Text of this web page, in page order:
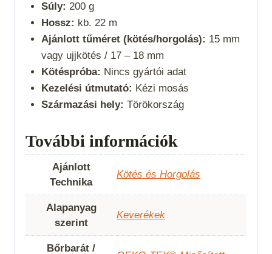
Súly: 200 g
Hossz: kb. 22 m
Ajánlott tűméret (kötés/horgolás): 15 mm
vagy ujjkötés / 17 – 18 mm
Kötéspróba: Nincs gyártói adat
Kezelési útmutató: Kézi mosás
Származási hely: Törökország
További információk
Ajánlott
Technika
Kötés és Horgolás
Alapanyag
szerint
Keverékek
Bőrbarát /